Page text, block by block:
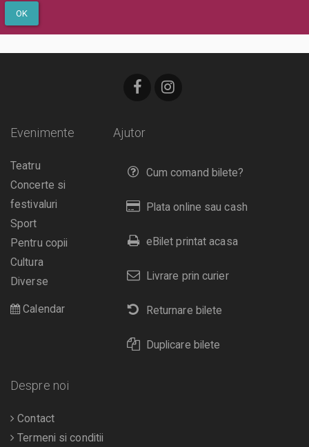
OK
Ajutor
Cum comand bilete?
Plata online sau cash
eBilet printat acasa
Livrare prin curier
Returnare bilete
Duplicare bilete
Evenimente
Teatru
Concerte si
festivaluri
Sport
Pentru copii
Cultura
Diverse
Calendar
Despre noi
Contact
Termeni si conditii